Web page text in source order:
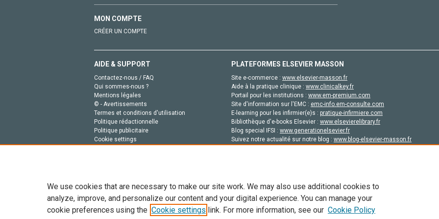
MON COMPTE
CRÉER UN COMPTE
AIDE & SUPPORT
Contactez-nous / FAQ
Qui sommes-nous ?
Mentions légales
© - Avertissements
Termes et conditions d'utilisation
Politique rédactionnelle
Politique publicitaire
Cookie settings
PLATEFORMES ELSEVIER MASSON
Site e-commerce : www.elsevier-masson.fr
Aide à la pratique clinique : www.clinicalkey.fr
Portail pour les institutions : www.em-premium.com
Site d'information sur l'EMC : emc-info.em-consulte.com
E-learning pour les infirmier(e)s : pratique-infirmiere.com
Bibliothèque d'e-books Elsevier : www.elsevierelibrary.fr
Blog special IFSI : www.generationelsevier.fr
Suivez notre actualité sur notre blog : www.blog-elsevier-masson.fr
Tout le contenu de ce site: Copyright © 2026 Elsevier, ses concédants de licence et ses contributeurs. Tout les droits sont réservés,
We use cookies that are necessary to make our site work. We may also use additional cookies to
analyze, improve, and personalize our content and your digital experience. You can manage your
cookie preferences using the Cookie settings link. For more information, see our Cookie Policy